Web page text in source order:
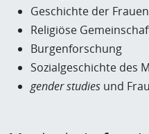
Geschichte der
Religiöse
Burgenforschung
Sozialgeschichte des
gender studies und